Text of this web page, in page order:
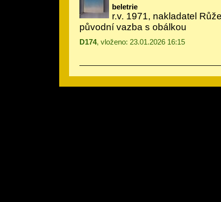
beletrie
r.v. 1971, nakladatel
původní vazba s obálkou
D174, vloženo: 23.01.2026 16:15